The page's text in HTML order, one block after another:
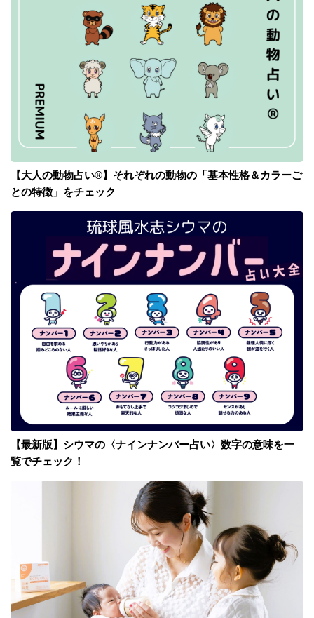
【大人の動物占い®】それぞれの動物の「基本性格＆カラーご
との特徴」をチェック
【最新版】シウマの〈ナインナンバー占い〉数字の意味を一
覧でチェック！